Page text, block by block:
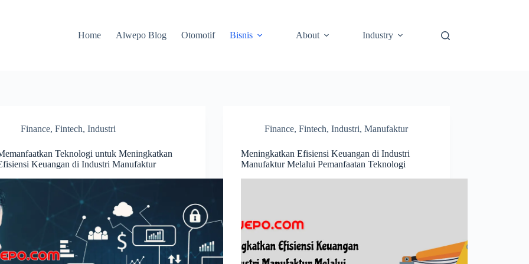
Home
Alwepo Blog Otomotif Bisnis About Industry
Finance,Fintech,Industri
Teknologi untuk Meningkatkan
Keuangan di Industri Manufaktur
Finance,Fintech,Industri,Manufaktur
Meningkatkan Efisiensi Keuangan di Industri
Manufaktur Melalui Pemanfaatan Teknologi